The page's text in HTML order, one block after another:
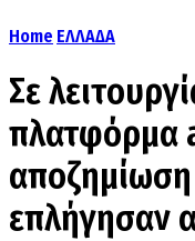
Home ΕΛΛΑΔΑ
Σε
πλατφόρμα
επλήγησαν